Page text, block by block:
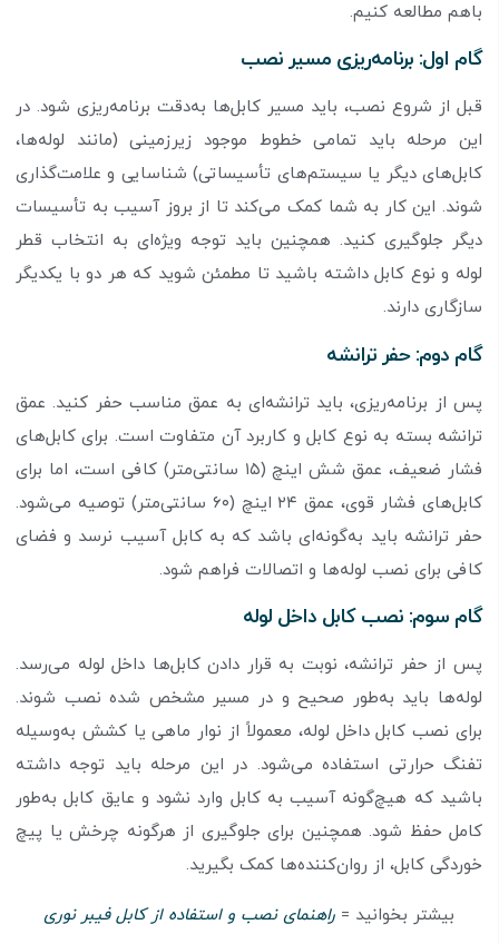
باهم مطالعه کنیم.
گام اول: برنامه‌ریزی مسیر نصب
قبل از شروع نصب، باید مسیر کابل‌ها به‌دقت برنامه‌ریزی شود. در
این مرحله باید تمامی خطوط موجود زیرزمینی (مانند لوله‌ها،
کابل‌های دیگر یا سیستم‌های تأسیساتی) شناسایی و علامت‌گذاری
شوند. این کار به شما کمک می‌کند تا از بروز آسیب به تأسیسات
دیگر جلوگیری کنید. همچنین باید توجه ویژه‌ای به انتخاب قطر
لوله و نوع کابل داشته باشید تا مطمئن شوید که هر دو با یکدیگر
سازگاری دارند.
گام دوم: حفر ترانشه
پس از برنامه‌ریزی، باید ترانشه‌ای به عمق مناسب حفر کنید. عمق
ترانشه بسته به نوع کابل و کاربرد آن متفاوت است. برای کابل‌های
فشار ضعیف، عمق شش اینچ (۱۵ سانتی‌متر) کافی است، اما برای
کابل‌های فشار قوی، عمق ۲۴ اینچ (۶۰ سانتی‌متر) توصیه می‌شود.
حفر ترانشه باید به‌گونه‌ای باشد که به کابل آسیب نرسد و فضای
کافی برای نصب لوله‌ها و اتصالات فراهم شود.
گام سوم: نصب کابل داخل لوله
پس از حفر ترانشه، نوبت به قرار دادن کابل‌ها داخل لوله می‌رسد.
لوله‌ها باید به‌طور صحیح و در مسیر مشخص شده نصب شوند.
برای نصب کابل داخل لوله، معمولاً از نوار ماهی یا کشش به‌وسیله
تفنگ حرارتی استفاده می‌شود. در این مرحله باید توجه داشته
باشید که هیچ‌گونه آسیب به کابل وارد نشود و عایق کابل به‌طور
کامل حفظ شود. همچنین برای جلوگیری از هرگونه چرخش یا پیچ
خوردگی کابل، از روان‌کننده‌ها کمک بگیرید.
بیشتر بخوانید = راهنمای نصب و استفاده از کابل‌ فیبر نوری